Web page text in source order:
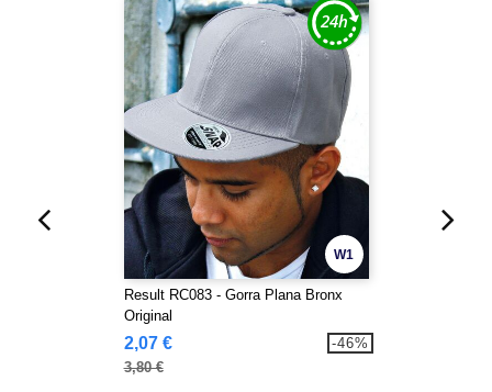
W1
Result RC083 - Gorra Plana Bronx
Original
2,07 €
3,80 €
-46%